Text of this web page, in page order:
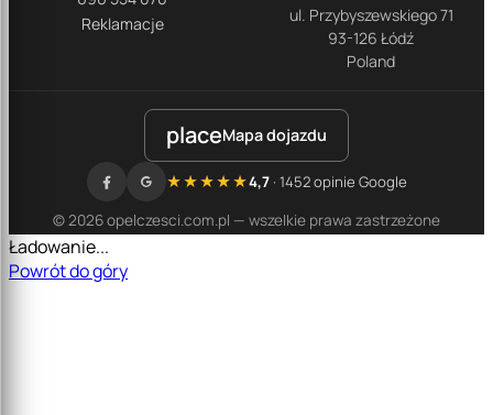
Reklamacje
ul. Przybyszewskiego 71
93-126 Łódź
Poland
placeMapa dojazdu
© 2026 opelczesci.com.pl — wszelkie prawa zastrzeżone
★★★★★4,7· 1452 opinie Google
Ładowanie...
Powrót do góry